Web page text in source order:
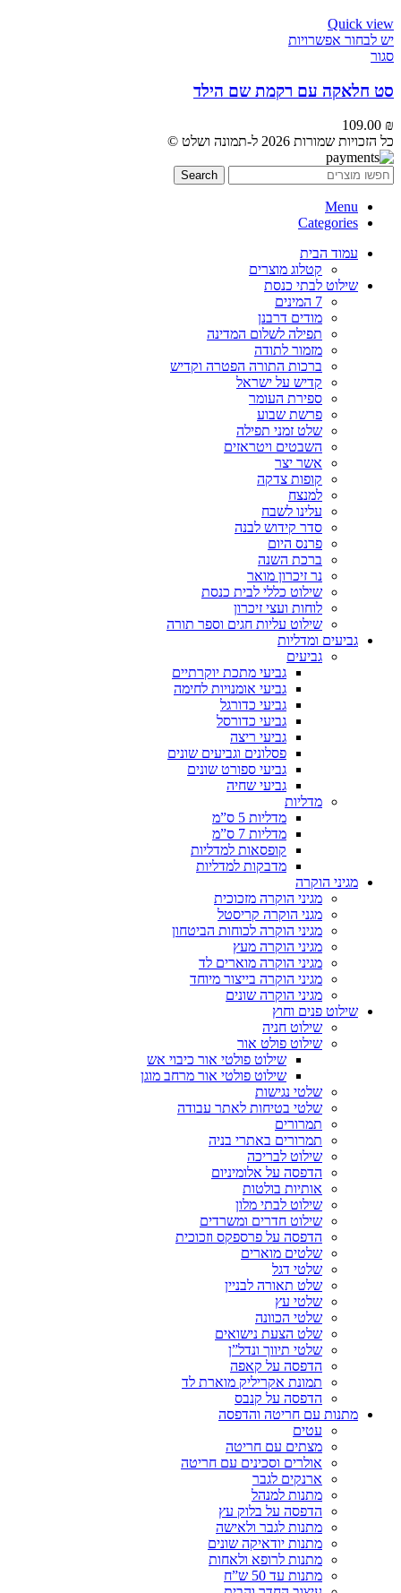
Quick view
יש לבחור אפשרויות
סגור
סט חלאקה עם רקמת שם הילד
109.00 ₪
כל הזכויות שמורות 2026 ל-תמונה ושלט ©
Search
Menu
Categories
עמוד הבית
קטלוג מוצרים
שילוט לבתי כנסת
7 המינים
מודים דרבנן
תפילה לשלום המדינה
מזמור לתודה
ברכות התורה הפטרה וקדיש
קדיש על ישראל
ספירת העומר
פרשת שבוע
שלט זמני תפילה
השבטים ויטראזים
אשר יצר
קופות צדקה
למנצח
עלינו לשבח
סדר קידוש לבנה
פרנס היום
ברכת השנה
נר זיכרון מואר
שילוט כללי לבית כנסת
לוחות ועצי זיכרון
שילוט עליות חגים וספר תורה
גביעים ומדליות
גביעים
גביעי מתכת יוקרתיים
גביעי אומנויות לחימה
גביעי כדורגל
גביעי כדורסל
גביעי ריצה
פסלונים וגביעים שונים
גביעי ספורט שונים
גביעי שחיה
מדליות
מדליות 5 ס”מ
מדליות 7 ס”מ
קופסאות למדליות
מדבקות למדליות
מגיני הוקרה
מגיני הוקרה מזכוכית
מגני הוקרה קריסטל
מגיני הוקרה לכוחות הביטחון
מגיני הוקרה מעץ
מגיני הוקרה מוארים לד
מגיני הוקרה בייצור מיוחד
מגיני הוקרה שונים
שילוט פנים וחוץ
שילוט חניה
שילוט פולט אור
שילוט פולטי אור כיבוי אש
שילוט פולטי אור מרחב מוגן
שלטי נגישות
שלטי בטיחות לאתר עבודה
תמרורים
תמרורים באתרי בניה
שילוט לבריכה
הדפסה על אלומיניום
אותיות בולטות
שילוט לבתי מלון
שילוט חדרים ומשרדים
הדפסה על פרספקס וזכוכית
שלטים מוארים
שלטי דגל
שלט תאורה לבניין
שלטי עץ
שלטי הכוונה
שלט הצעת נישואים
שלטי תיווך ונדל”ן
הדפסה על קאפה
תמונת אקריליק מוארת לד
הדפסה על קנבס
מתנות עם חריטה והדפסה
עטים
מצתים עם חריטה
אולרים וסכינים עם חריטה
ארנקים לגבר
מתנות למנהל
הדפסה על בלוק עץ
מתנות לגבר ולאישה
מתנות יודאיקה שונים
מתנות לרופא ולאחות
מתנות עד 50 ש”ח